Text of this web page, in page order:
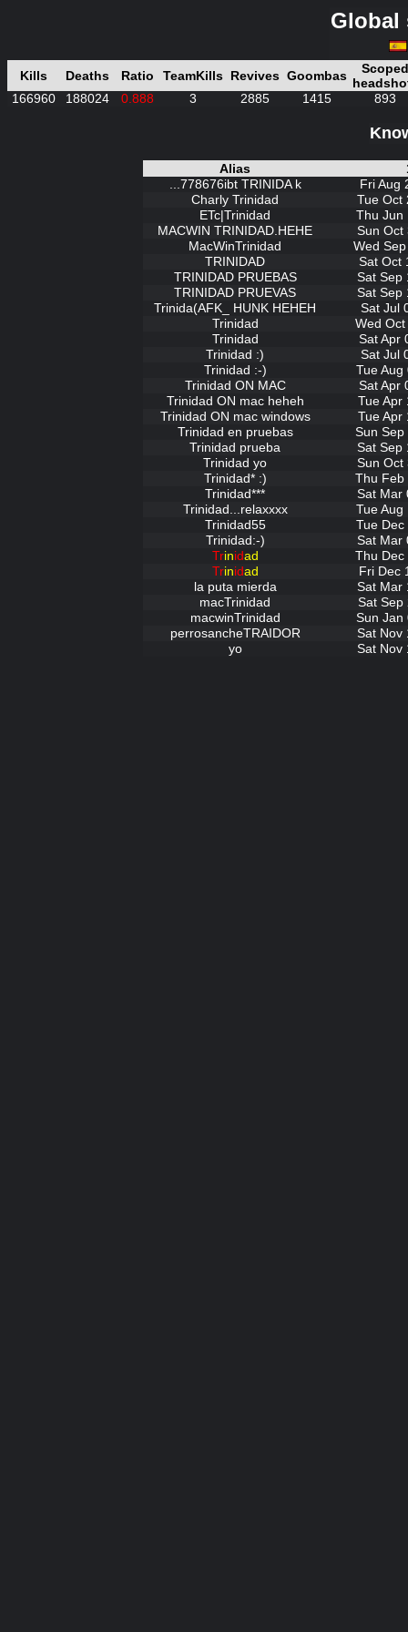
Global
Kills Deaths Ratio TeamKills Revives Goombas
Scoped
166960 188024 0.888 3 2885 1415 893
Alias
...778676ibt TRINIDA k
Fri Aug
Charly Trinidad
Tue Oct
ETc|Trinidad
Thu Jun
MACWIN TRINIDAD.HEHE
Sun Oct
MacWinTrinidad
Wed
TRINIDAD
Sat Oct
TRINIDAD PRUEBAS
Sat Sep
TRINIDAD PRUEVAS
Sat Sep
Trinida(AFK_ HUNK HEHEH
Sat Jul
Trinidad
Wed
Trinidad
Sat Apr
Trinidad :)
Sat Jul
Trinidad :-)
Tue Aug
Trinidad ON MAC
Sat Apr
Trinidad ON mac heheh
Tue Apr
Trinidad ON mac windows
Tue Apr
Trinidad en pruebas
Sun
Trinidad prueba
Sat Sep
Trinidad yo
Sun Oct
Trinidad* :)
Thu Feb
Trinidad***
Sat Mar
Trinidad...relaxxxx
Tue Aug
Trinidad55
Tue
Trinidad:-)
Sat Mar
Trinidad
Thu Dec
Trinidad
Fri Dec
la puta mierda
Sat Mar
macTrinidad
Sat Sep
macwinTrinidad
Sun Jan
perrosancheTRAIDOR
Sat Nov
yo
Sat Nov